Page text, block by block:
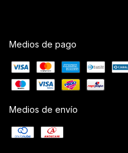
Medios de pago
Medios de envío